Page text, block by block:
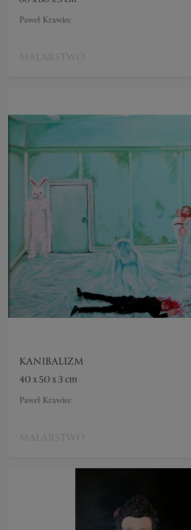
Paweł Krawiec
MALARSTWO
KANIBALIZM
40 x 50 x 3 cm
Paweł Krawiec
MALARSTWO